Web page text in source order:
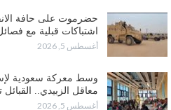
على ملفات المال والنفط..!
5, 2026
الحظر البحري يعيد رسم خرائط
ناقلات النفط تلتف حول أفريقيا
شحنة…
حضرموت على حافة
اشتباكات قبلية مع
أغسطس 5, 2026
وسط معركة سعودية
معاقل الزبيدي..
أغسطس 5, 2026